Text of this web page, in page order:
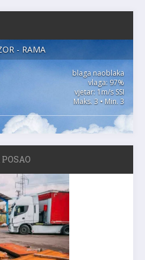
- RAMA
blaga naoblaka
vlaga: 97%
vjetar: 1m/s SSI
Maks. 3 • Min. 3